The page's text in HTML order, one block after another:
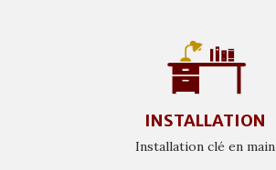
INSTALLATION
Installation clé en main